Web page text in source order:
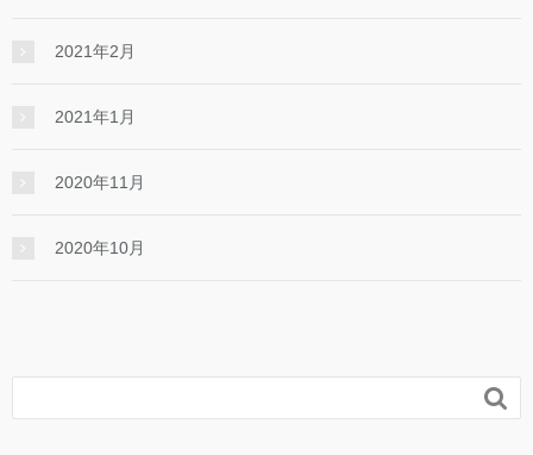
2021年2月
2021年1月
2020年11月
2020年10月
